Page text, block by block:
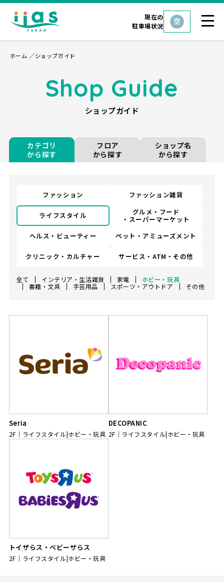
現在の
駐車場状況
ホーム ショップガイド
Shop Guide
ショップガイド
カテゴリ
から探す
フロア
から探す
ショップ名
から探す
ファッション ファッション雑貨
ライフスタイル グルメ・フード
・スーパーマーケット
ヘルス・ビューティー
ペット・アミューズメント
クリニック・カルチャー サービス・ATM・その他
全て インテリア・生活雑貨 家電
ホビー・玩具
書籍・文具
手芸用品 スポーツ・アウトドア その他
Seria
2F ライフスタイル|ホビー・玩具
DECOPANIC
2F ライフスタイル|ホビー・玩具
トイザらス・ベビーザらス
2F ライフスタイル|ホビー・玩具